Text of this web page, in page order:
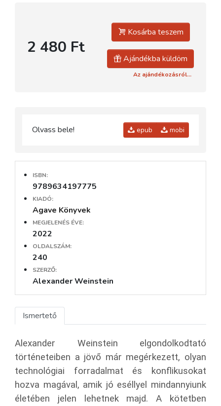
2 480 Ft
Kosárba teszem
Ajándékba küldöm
Az ajándékozásról...
Olvass bele! epub mobi
ISBN:
9789634197775
KIADÓ:
Agave Könyvek
MEGJELENÉS ÉVE:
2022
OLDALSZÁM:
240
SZERZŐ:
Alexander Weinstein
Ismertető
Alexander Weinstein elgondolkodtató
történeteiben a jövő már megérkezett, olyan
technológiai forradalmat és konflikusokat
hozva magával, amik jó eséllyel mindannyiunk
életében jelen lehetnek majd. A kötetben